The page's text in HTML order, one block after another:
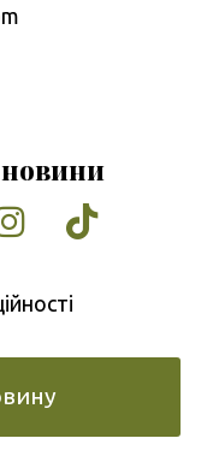
новини
Instagram
Tiktok